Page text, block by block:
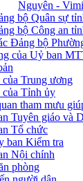
Nguyên -
bộ Quân sự
bộ Công an
Đảng bộ
của Uỷ ban
Trung ương
của Tỉnh ủy
tham mưu
Tuyên giáo và
Tổ chức
ban Kiểm tra
Nội chính
phòng